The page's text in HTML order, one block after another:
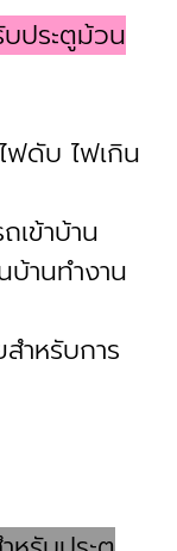
ประตูม้วน
ดับ ไฟเกิน
เข้าบ้าน
บ้านทำงาน
ำหรับการ